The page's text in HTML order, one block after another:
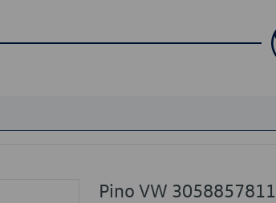
Pino VW 3058857811